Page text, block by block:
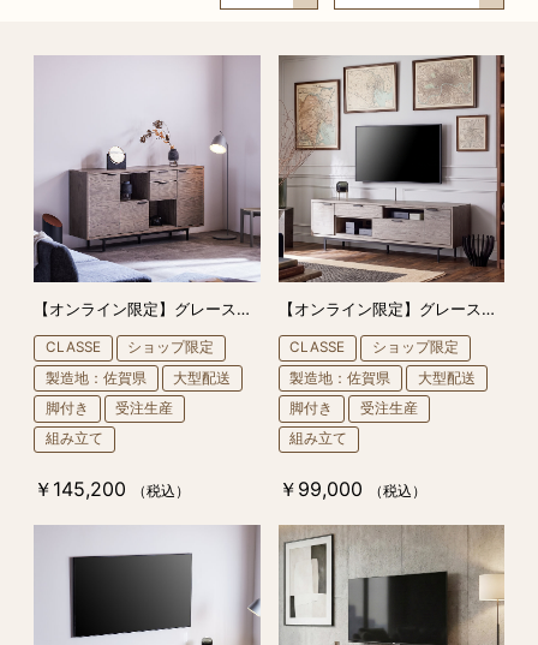
【オンライン限定】グレースDC 160 サイドボード
CLASSE
ショップ限定
製造地：佐賀県
大型配送
脚付き
受注生産
組み立て
￥145,200 （税込）
【オンライン限定】グレースDC 180 TVスタンド
CLASSE
ショップ限定
製造地：佐賀県
大型配送
脚付き
受注生産
組み立て
￥99,000 （税込）